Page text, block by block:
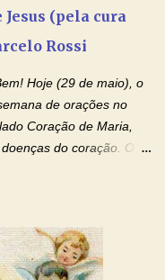
escravos de alguma
na
Jesus (pela cura
Rossi
Hoje (29 de maio), o
de orações no
Coração de Maria,
do coração. O
de rádio
forte corrente de